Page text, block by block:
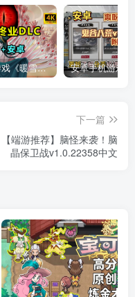
PC/安卓游戏《暖雪最新v3.1.0.1》终业DLC整合版！
下一篇
【端游推荐】脑怪来袭！脑
晶保卫战v1.0.22358中文